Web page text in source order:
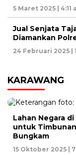
5 Maret 2025 | 4:11
Jual Senjata
Diamankan
24 Februari 2025 |
KARAWANG
Lahan Negara
untuk
Bungkam
15 Oktober 2025 |